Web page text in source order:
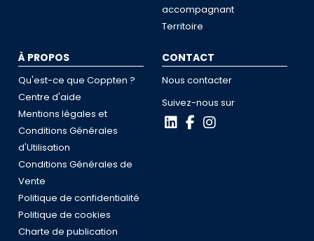
accompagnant
Territoire
À PROPOS
Qu'est-ce que Coppten ?
Centre d'aide
Mentions légales et
Conditions Générales
d'Utilisation
Conditions Générales de
Vente
Politique de confidentialité
Politique de cookies
Charte de publication
CONTACT
Nous contacter
Suivez-nous sur